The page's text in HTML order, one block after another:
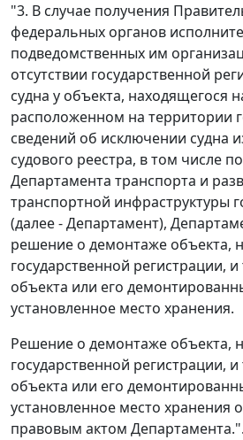
"3. В случае получения
федеральных органов
подведомственных им
отсутствии государственной
судна у объекта, находящегося
расположенном на территории
сведений об исключении судна
судового реестра, в том числе
Департамента транспорта и
транспортной инфраструктуры
(далее - Департамент),
решение о демонтаже объекта,
государственной регистрации,
объекта или его
установленное место хранения.
Решение о демонтаже объекта,
государственной регистрации,
объекта или его
установленное место хранения
правовым актом Департамента.".